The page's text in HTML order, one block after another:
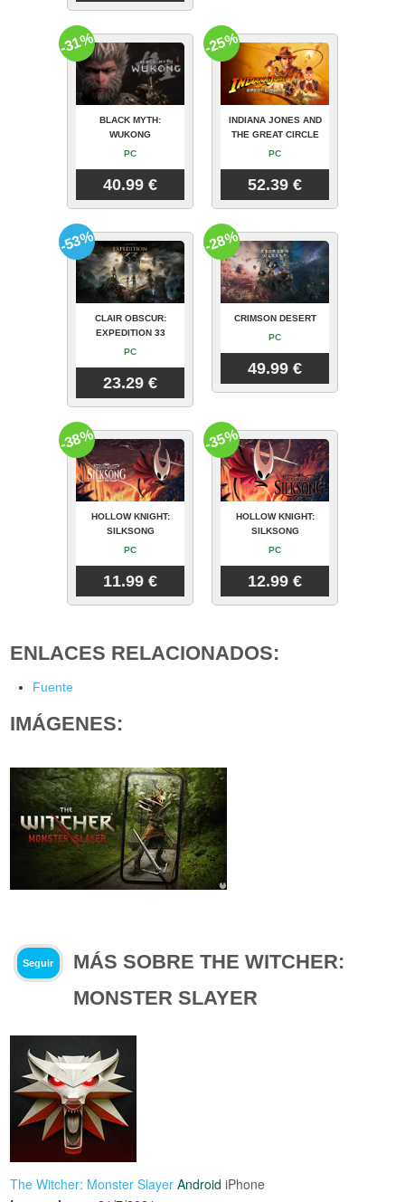
BLACK MYTH:
WUKONG
PC
40.99 €
-31%
INDIANA JONES AND
THE GREAT CIRCLE
PC
52.39 €
-25%
CLAIR OBSCUR:
EXPEDITION 33
PC
23.29 €
-53%
CRIMSON DESERT
PC
49.99 €
-28%
HOLLOW KNIGHT:
SILKSONG
PC
11.99 €
-38%
HOLLOW KNIGHT:
SILKSONG
PC
12.99 €
-35%
ENLACES RELACIONADOS:
Fuente
IMÁGENES:
Seguir
MÁS SOBRE THE WITCHER:
MONSTER SLAYER
The Witcher: Monster Slayer Android iPhone